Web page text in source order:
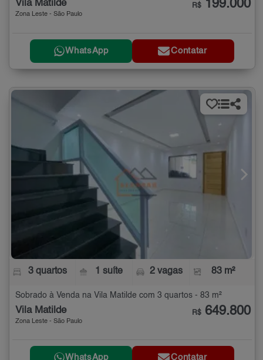
Vila Matilde
Zona Leste - São Paulo
R$ 199.000
WhatsApp Contatar
3 quartos 1 suíte 2 vagas 83 m²
Sobrado à Venda na Vila Matilde com 3 quartos - 83 m²
Vila Matilde
Zona Leste - São Paulo
R$ 649.800
WhatsApp Contatar